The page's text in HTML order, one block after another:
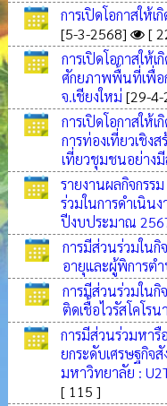
การเปิดโอกาสให้
[5-3-2568]
[
การเปิดโอกาสให้
ศักยภาพพื้นที่เพื่อ
จ.เชียงใหม่ [29-
การเปิดโอกาสให้
การท่องเที่ยวเชิง
เที่ยวชุมชนอย่าง
รายงานผลกิจกรร
ร่วมในการดำเนิน
ปีงบประมาณ
การมีส่วนร่วมใน
อายุและผู้พิการต
การมีส่วนร่วมใน
ติดเชื้อไวรัสโคโร
การมีส่วนร่วมหารื
ยกระดับเศรษฐกิจ
มหาวิทยาลัย :
[ 115 ]